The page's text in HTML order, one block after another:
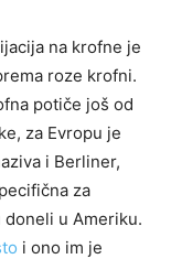
na krofne je
roze krofni.
potiče još od
za Evropu je
i Berliner,
za
u Ameriku.
i ono im je